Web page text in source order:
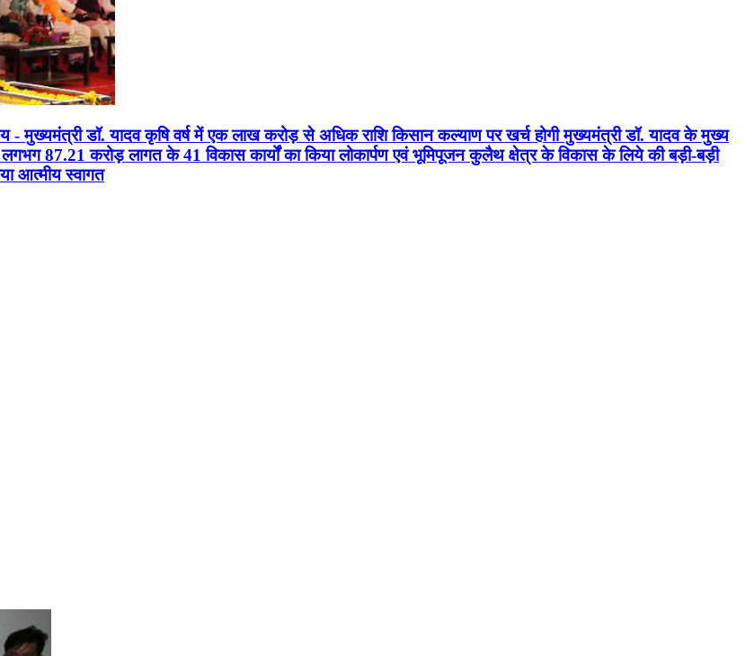
मुख्यमंत्री डॉ. यादव कृषि वर्ष में एक लाख करोड़ से अधिक राशि किसान कल्याण पर खर्च होगी मुख्यमंत्री डॉ. यादव के मुख्य
87.21 करोड़ लागत के 41 विकास कार्यों का किया लोकार्पण एवं भूमिपूजन कुलैथ क्षेत्र के विकास के लिये की बड़ी-बड़ी
आत्मीय स्वागत